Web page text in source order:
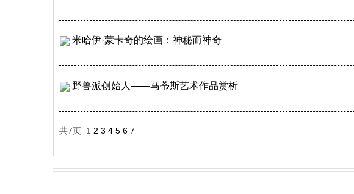
米哈伊·蒙卡奇的绘画：神秘而神奇
野兽派创始人——马蒂斯艺术作品赏析
共7页 1 2 3 4 5 6 7